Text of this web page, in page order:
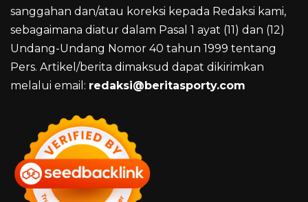
sanggahan dan/atau koreksi kepada Redaksi kami,
sebagaimana diatur dalam Pasal 1 ayat (11) dan (12)
Undang-Undang Nomor 40 tahun 1999 tentang
Pers. Artikel/berita dimaksud dapat dikirimkan
melalui email: redaksi@beritasporty.com